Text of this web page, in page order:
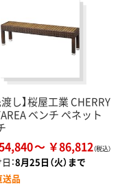
渡し】桜屋工業 CHERRY
ベンチ ペネット
￥86,812
：8月25日（火）まで
送品